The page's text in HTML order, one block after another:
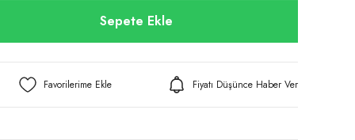
Sepete Ekle
Fiyatı Düşünce Haber Ver